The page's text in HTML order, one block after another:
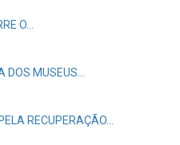
O…
DOS MUSEUS…
RECUPERAÇÃO…